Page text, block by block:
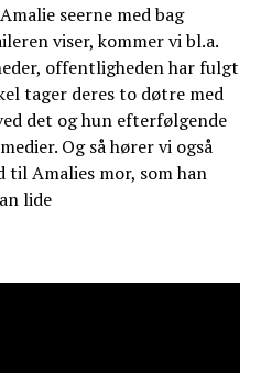
seerne med bag
viser, kommer vi bl.a.
offentligheden har fulgt
tager deres to døtre med
det og hun efterfølgende
Og så hører vi også
til Amalies mor, som han
lide